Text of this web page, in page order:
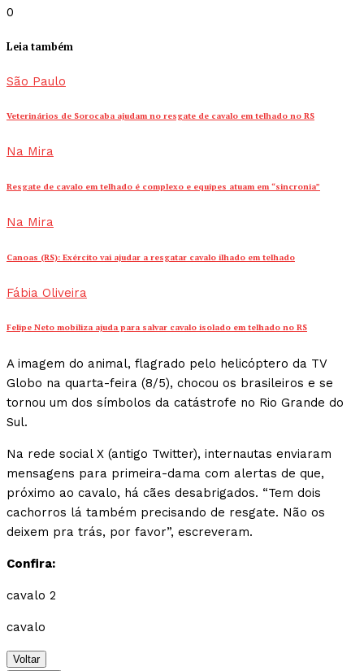
0
Leia também
São Paulo
Veterinários de Sorocaba ajudam no resgate de cavalo em telhado no RS
Na Mira
Resgate de cavalo em telhado é complexo e equipes atuam em “sincronia”
Na Mira
Canoas (RS): Exército vai ajudar a resgatar cavalo ilhado em telhado
Fábia Oliveira
Felipe Neto mobiliza ajuda para salvar cavalo isolado em telhado no RS
A imagem do animal, flagrado pelo helicóptero da TV
Globo na quarta-feira (8/5), chocou os brasileiros e se
tornou um dos símbolos da catástrofe no Rio Grande do
Sul.
Na rede social X (antigo Twitter), internautas enviaram
mensagens para primeira-dama com alertas de que,
próximo ao cavalo, há cães desabrigados. “Tem dois
cachorros lá também precisando de resgate. Não os
deixem pra trás, por favor”, escreveram.
Confira:
cavalo 2
cavalo
Voltar